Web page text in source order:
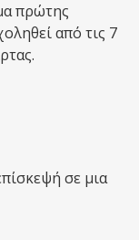
πρώτης
από τις 7
σε μια